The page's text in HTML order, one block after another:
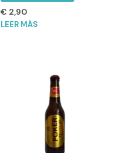
€ 2,90
LEER MÁS